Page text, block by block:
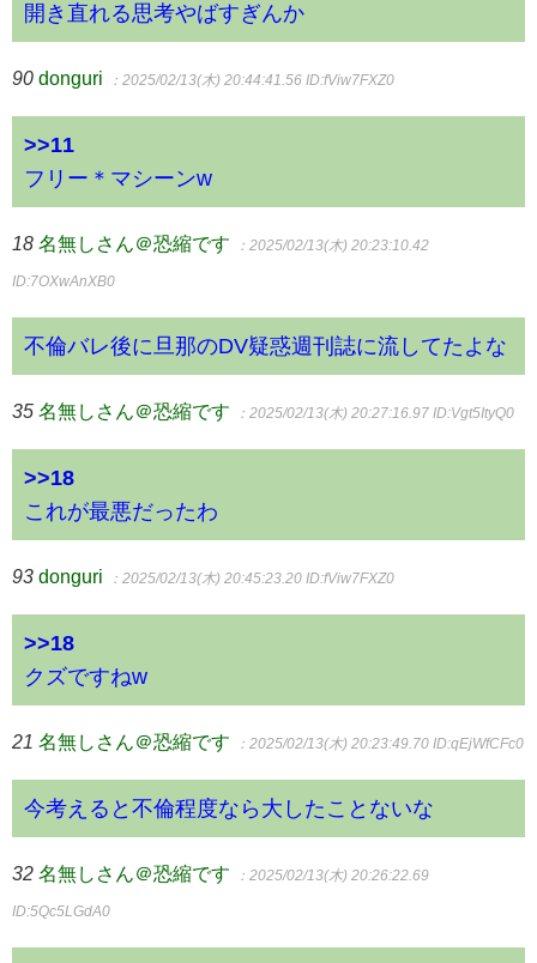
開き直れる思考やばすぎんか
90 donguri ：2025/02/13(木) 20:44:41.56 ID:fViw7FXZ0
>>11
フリー＊マシーンw
18 名無しさん＠恐縮です ：2025/02/13(木) 20:23:10.42
ID:7OXwAnXB0
不倫バレ後に旦那のDV疑惑週刊誌に流してたよな
35 名無しさん＠恐縮です ：2025/02/13(木) 20:27:16.97 ID:Vgt5ItyQ0
>>18
これが最悪だったわ
93 donguri ：2025/02/13(木) 20:45:23.20 ID:fViw7FXZ0
>>18
クズですねw
21 名無しさん＠恐縮です ：2025/02/13(木) 20:23:49.70 ID:qEjWfCFc0
今考えると不倫程度なら大したことないな
32 名無しさん＠恐縮です ：2025/02/13(木) 20:26:22.69
ID:5Qc5LGdA0